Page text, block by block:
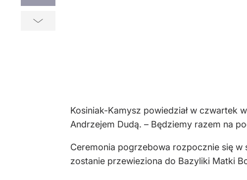
Kosiniak-Kamysz powiedział w czwartek
Andrzejem Dudą. – Będziemy razem na
Ceremonia pogrzebowa rozpocznie się w
zostanie przewieziona do Bazyliki Matki